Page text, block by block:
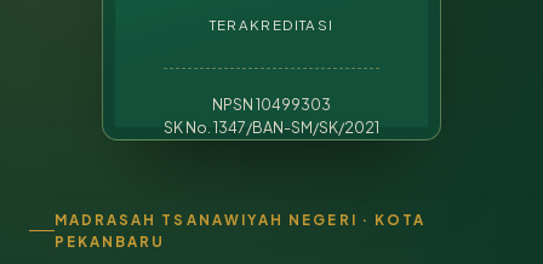
MADRASAH TSANAWIYAH NEGERI · KOTA
PEKANBARU
TERAKREDITASI
NPSN 10499303
SK No. 1347/BAN-SM/SK/2021